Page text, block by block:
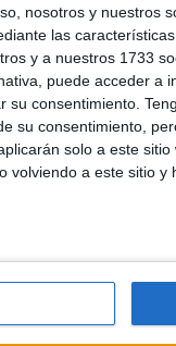
nosotros y nuestros
las
y a nuestros 1733
puede acceder a
su consentimiento.
su consentimiento,
solo a este
volviendo a este sitio
al año 2020 del